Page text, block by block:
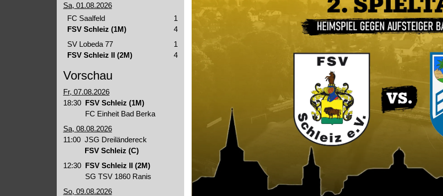
Sa, 01.08.2026
FC Saalfeld
1
FSV Schleiz (1M)
4
SV Lobeda 77
1
FSV Schleiz II (2M)
4
Vorschau
Fr, 07.08.2026
18:30 FSV Schleiz (1M)
FC Einheit Bad Berka
Sa, 08.08.2026
11:00 JSG Dreiländereck
FSV Schleiz (C)
12:30 FSV Schleiz II (2M)
SG TSV 1860 Ranis
So, 09.08.2026